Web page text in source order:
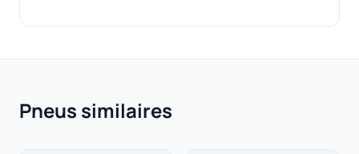
Pneus similaires